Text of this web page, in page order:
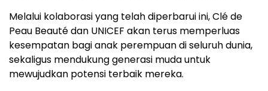
Melalui kolaborasi yang telah diperbarui ini, Clé de
Peau Beauté dan UNICEF akan terus memperluas
kesempatan bagi anak perempuan di seluruh dunia,
sekaligus mendukung generasi muda untuk
mewujudkan potensi terbaik mereka.